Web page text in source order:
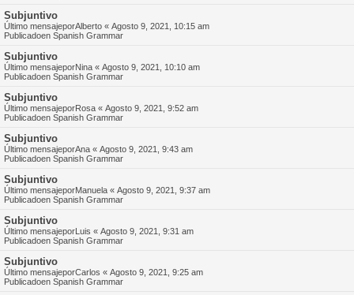
Subjuntivo
Último mensajeporAlberto « Agosto 9, 2021, 10:15 am
Publicadoen Spanish Grammar
Subjuntivo
Último mensajeporNina « Agosto 9, 2021, 10:10 am
Publicadoen Spanish Grammar
Subjuntivo
Último mensajeporRosa « Agosto 9, 2021, 9:52 am
Publicadoen Spanish Grammar
Subjuntivo
Último mensajeporAna « Agosto 9, 2021, 9:43 am
Publicadoen Spanish Grammar
Subjuntivo
Último mensajeporManuela « Agosto 9, 2021, 9:37 am
Publicadoen Spanish Grammar
Subjuntivo
Último mensajeporLuis « Agosto 9, 2021, 9:31 am
Publicadoen Spanish Grammar
Subjuntivo
Último mensajeporCarlos « Agosto 9, 2021, 9:25 am
Publicadoen Spanish Grammar